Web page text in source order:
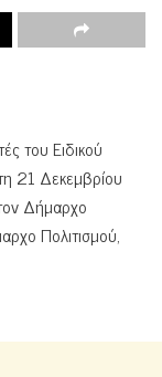
του Ειδικού
21 Δεκεμβρίου
Δήμαρχο
Πολιτισμού,